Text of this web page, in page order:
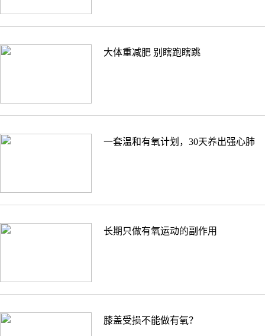
大体重减肥 别瞎跑瞎跳
一套温和有氧计划，30天养出强心肺
长期只做有氧运动的副作用
膝盖受损不能做有氧？